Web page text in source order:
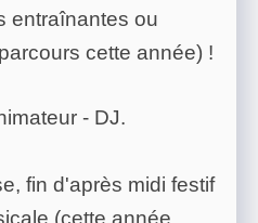
entraînantes ou
cette année) !
- DJ.
fin d'après midi festif